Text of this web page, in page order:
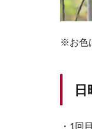
※お色
日
・1回